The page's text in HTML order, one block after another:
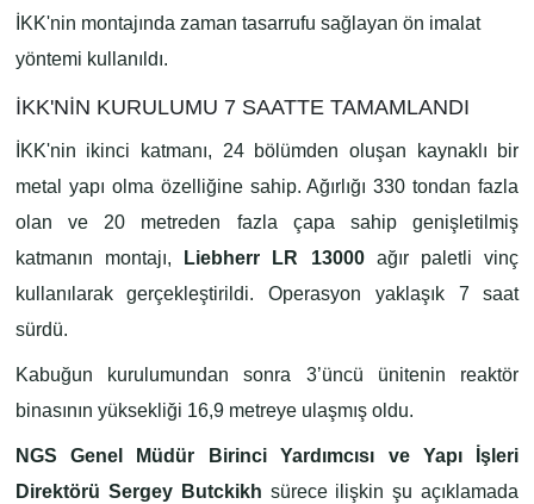
İKK'nin montajında zaman tasarrufu sağlayan ön imalat
yöntemi kullanıldı.
İKK'NİN KURULUMU 7 SAATTE TAMAMLANDI
İKK'nin ikinci katmanı, 24 bölümden oluşan kaynaklı bir
metal yapı olma özelliğine sahip. Ağırlığı 330 tondan fazla
olan ve 20 metreden fazla çapa sahip genişletilmiş
katmanın montajı,
Liebherr LR 13000ağır paletli vinç
kullanılarak gerçekleştirildi. Operasyon yaklaşık 7 saat
sürdü.
Kabuğun kurulumundan sonra 3’üncü ünitenin reaktör
binasının yüksekliği 16,9 metreye ulaşmış oldu.
NGS Genel Müdür Birinci Yardımcısı ve Yapı İşleri
Direktörü Sergey Butckikh sürece ilişkin şu açıklamada